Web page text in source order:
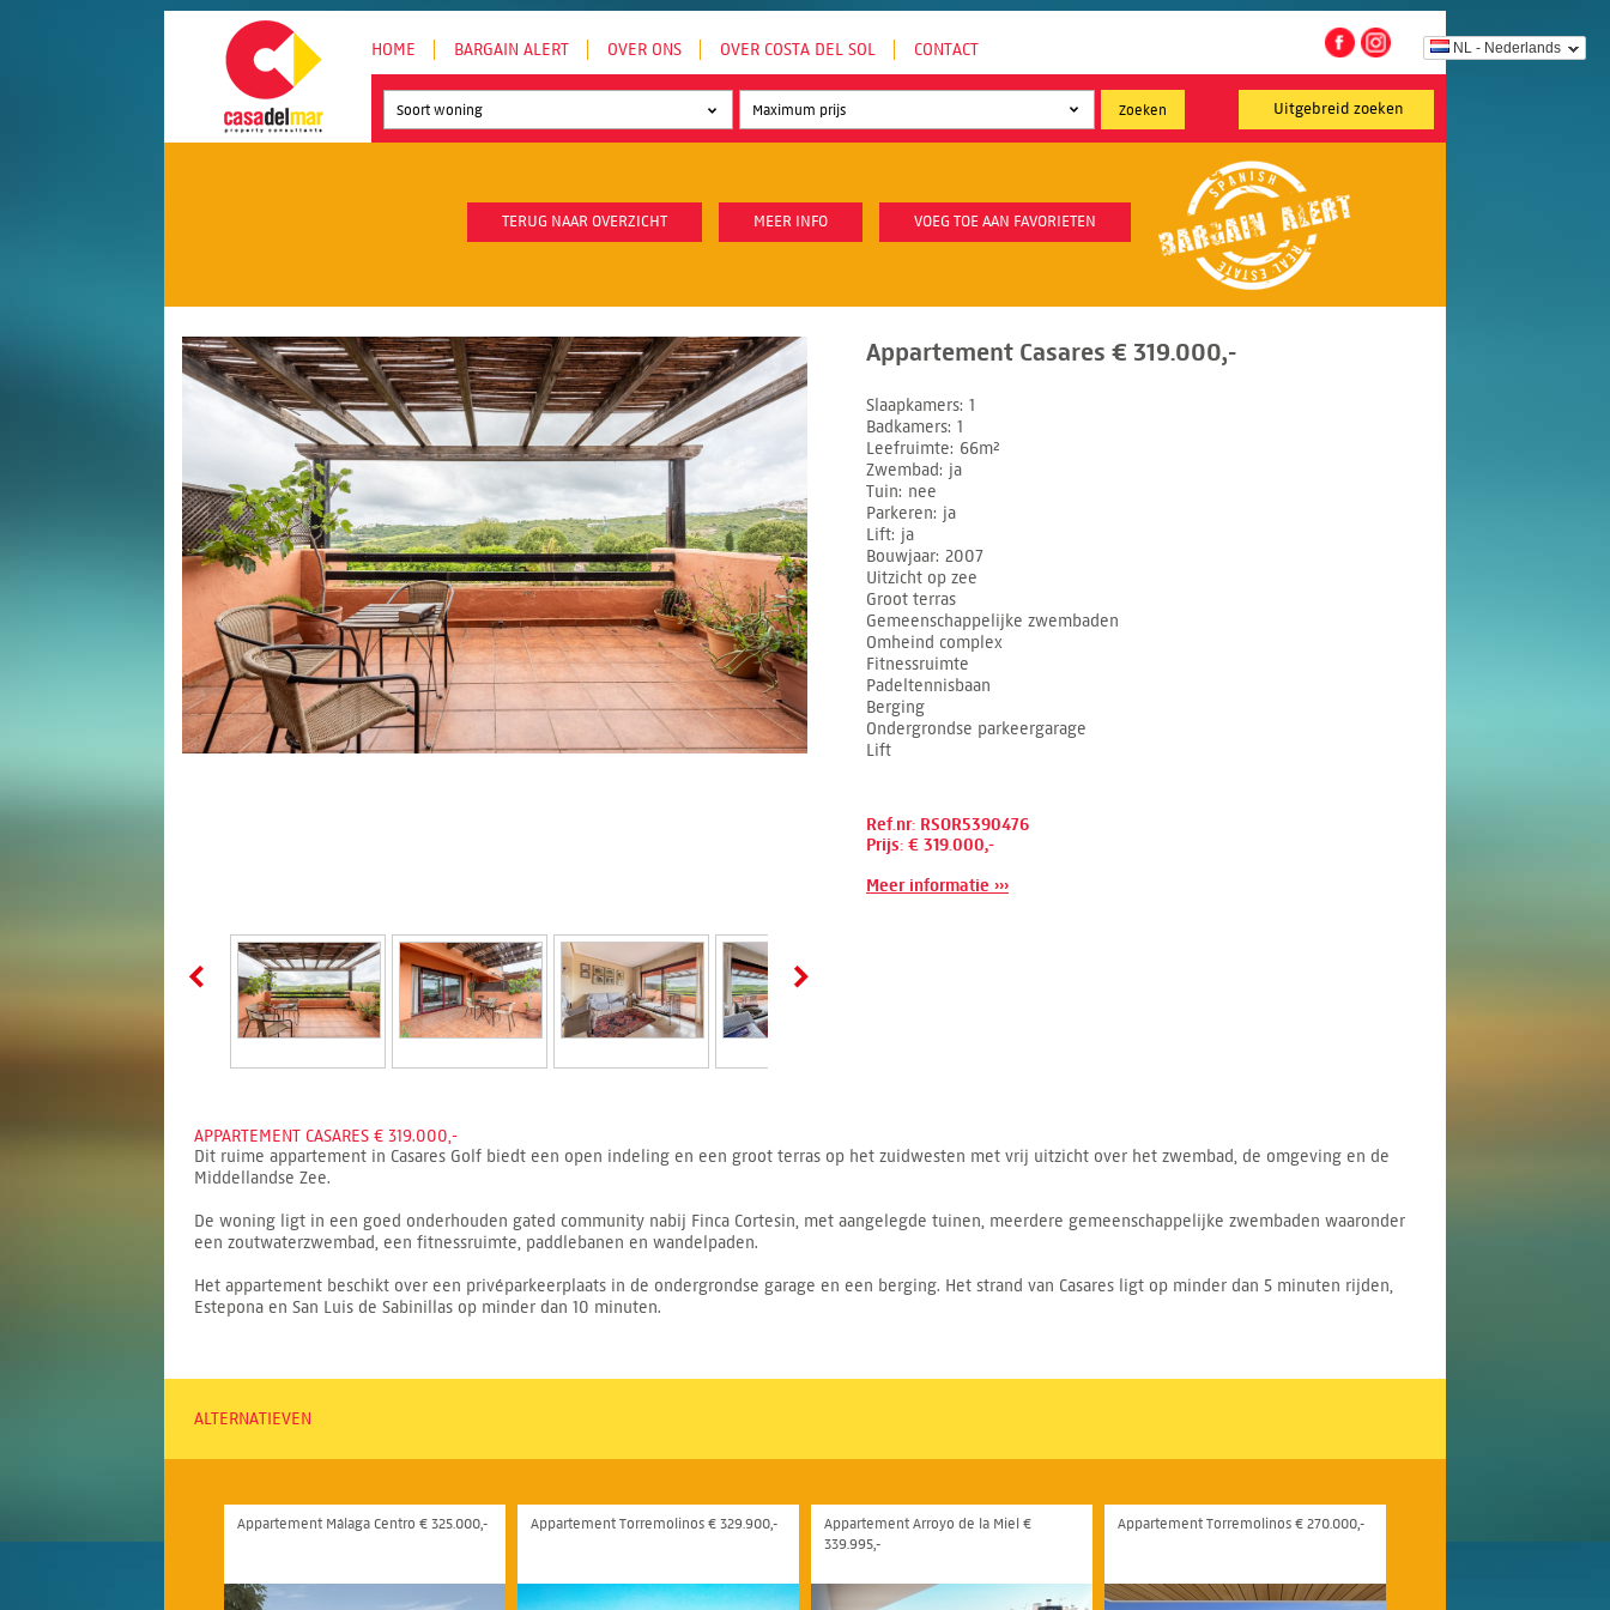
NL - Nederlands
HOME BARGAIN ALERT OVER ONS OVER COSTA DEL SOL CONTACT
Uitgebreid zoeken
Soort woning
TERUG NAAR OVERZICHT MEER INFO VOEG TOE AAN FAVORIETEN
Appartement Casares € 319.000,-
Slaapkamers 1
Badkamers 1
Leefruimte 66m²
Zwembad
ja
Tuin nee
Parkeren ja
Lift ja
Bouwjaar 2007
Uitzicht op zee
Groot terras
Gemeenschappelijke zwembaden
Omheind complex
Fitnessruimte
Padeltennisbaan
Berging
Ondergrondse parkeergarage
Lift
Ref.nr: RSOR5390476
Prijs: € 319.000,-
Meer informatie ›››
APPARTEMENT CASARES € 319.000,-
Dit ruime appartement in Casares Golf biedt een open indeling en een groot terras op het zuidwesten met vrij uitzicht over het zwembad, de omgeving en de
Middellandse Zee.
De woning ligt in een goed onderhouden gated community nabij Finca Cortesin, met aangelegde tuinen, meerdere gemeenschappelijke zwembaden waaronder
een zoutwaterzwembad, een fitnessruimte, paddlebanen en wandelpaden.
Het appartement beschikt over een privéparkeerplaats in de ondergrondse garage en een berging. Het strand van Casares ligt op minder dan 5 minuten rijden,
Estepona en San Luis de Sabinillas op minder dan 10 minuten.
ALTERNATIEVEN
Appartement Málaga Centro € 325.000,- Appartement Torremolinos € 329.900,-
Appartement Arroyo de la Miel €
339.995,-
Appartement Torremolinos € 270.000,-